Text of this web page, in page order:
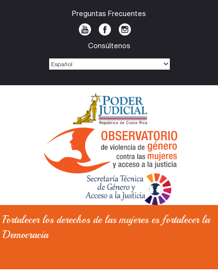
Preguntas Frecuentes
Consúltenos
Fortalecer los derechos de las mujeres es fortalecer la
Democracia